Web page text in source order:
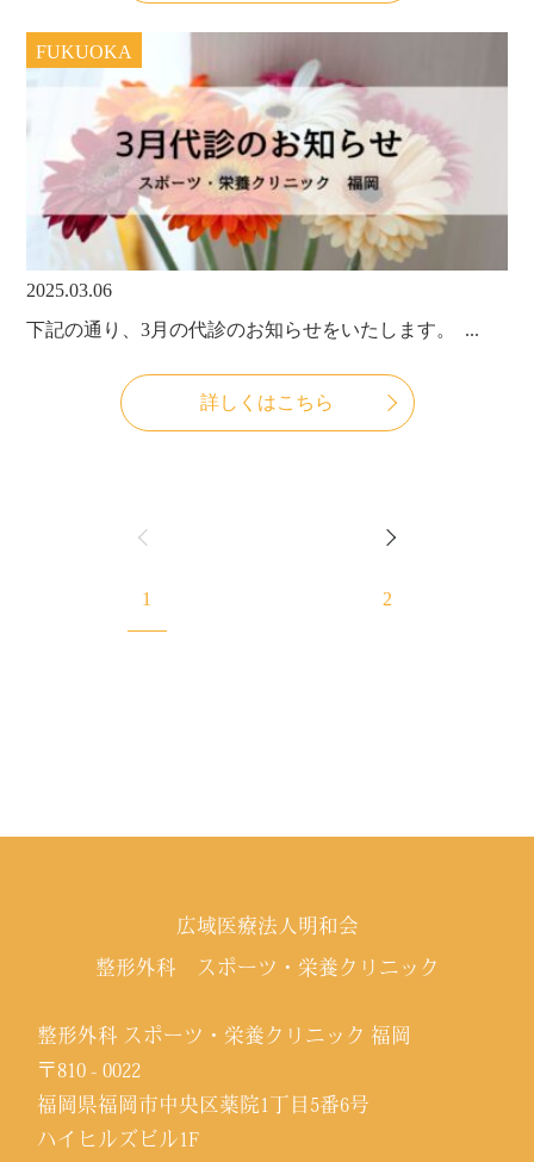
FUKUOKA
2025.03.06
下記の通り、3月の代診のお知らせをいたします。 ...
詳しくはこちら
1 2
広域医療法人明和会
整形外科 スポーツ・栄養クリニック
整形外科 スポーツ・栄養クリニック 福岡
〒810 - 0022
福岡県福岡市中央区薬院1丁目5番6号
ハイヒルズビル1F